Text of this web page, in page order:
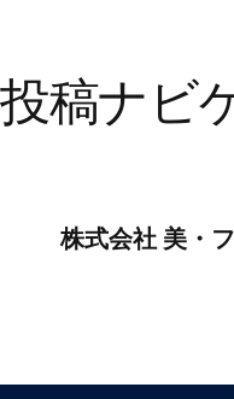
投稿ナビ
株式会社 美・